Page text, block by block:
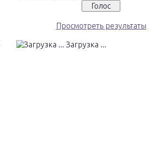
Просмотреть результаты
Загрузка ...